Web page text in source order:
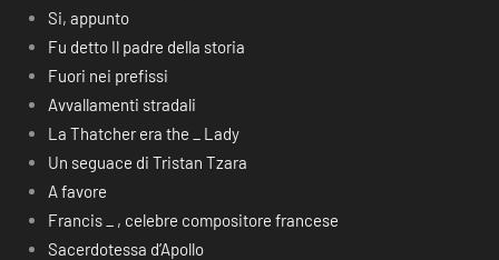
Si, appunto
Fu detto Il padre della storia
Fuori nei prefissi
Avvallamenti stradali
La Thatcher era the _ Lady
Un seguace di Tristan Tzara
A favore
Francis _ , celebre compositore francese
Sacerdotessa d’Apollo